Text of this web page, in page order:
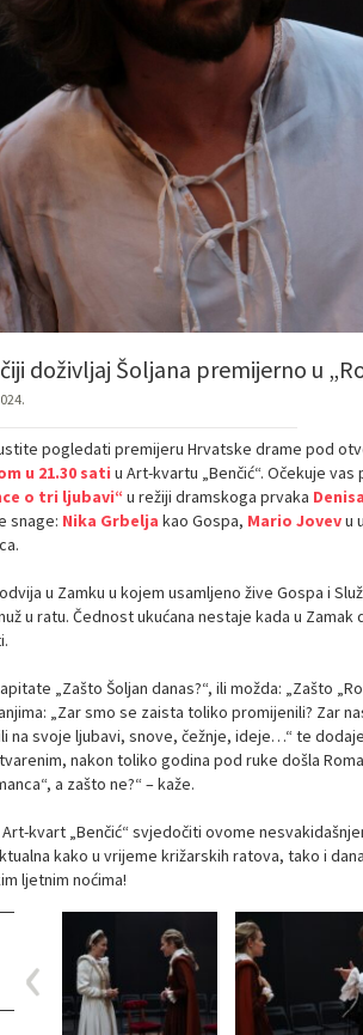
doživljaj Šoljana premijerno u
pogledati premijeru Hrvatske drame pod
u 21.30 sati u Art-kvartu „Benčić“. Očekuje
o tri ljubavi“ u režiji dramskoga prvaka
snage: Nika Grbelja kao Gospa, Mario Jovevu
u Zamku u kojem usamljeno žive Gospa i
u ratu. Čednost ukućana nestaje kada u
„Zašto Šoljan danas?“, ili možda: „Zašto
„Zar smo se zaista toliko promijenili? Zar
na svoje ljubavi, snove, čežnje, ideje…“ te
nakon toliko godina pod ruke došla
a zašto ne?“ – kaže.
kvart „Benčić“ svjedočiti ovome
kako u vrijeme križarskih ratova, tako i
ljetnim noćima!